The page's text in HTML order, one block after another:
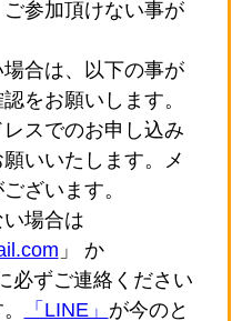
ご参加頂けない事が
合は、以下の事が
をお願いします。
スでのお申し込み
いいたします。メ
ざいます。
場合は
」 か
必ずご連絡ください
「LINE」 が今のと